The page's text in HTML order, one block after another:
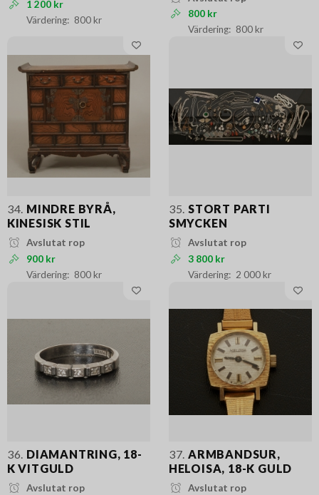
1 200 kr
800 kr
800 kr
800 kr
34. MINDRE BYRÅ,
KINESISK STIL
Avslutat rop
900 kr
800 kr
35. STORT PARTI
SMYCKEN
Avslutat rop
3 800 kr
2 000 kr
36. DIAMANTRING, 18-
K VITGULD
Avslutat rop
37. ARMBANDSUR,
HELOISA, 18-K GULD
Avslutat rop